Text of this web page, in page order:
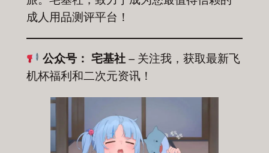
成人用品测评平台！
公众号： 宅基社– 关注我，获取最新飞
机杯福利和二次元资讯！